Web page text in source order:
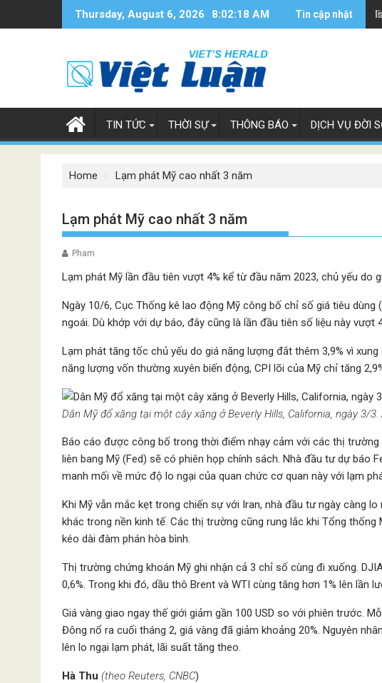
Thursday, August 6, 2026 8:02:19 AM Tin cập nhật
TIN TỨC THỜI SỰ THÔNG BÁO DỊCH VỤ ĐỜI
Home Lạm phát Mỹ cao nhất 3 năm
Lạm phát Mỹ cao nhất 3 năm
Pham
Lạm phát Mỹ lần đầu tiên vượt 4% kể từ đầu năm 2023, chủ yếu do
Ngày 10/6, Cục Thống kê lao động Mỹ công bố chỉ số giá tiêu dùng
ngoái. Dù khớp với dự báo, đây cũng là lần đầu tiên số liệu này vượt
Lạm phát tăng tốc chủ yếu do giá năng lượng đắt thêm 3,9% vì
năng lượng vốn thường xuyên biến động, CPI lõi của Mỹ chỉ tăng
Dân Mỹ đổ xăng tại một cây xăng ở Beverly Hills, California, ngày 3/3.
Báo cáo được công bố trong thời điểm nhạy cảm với các thị
liên bang Mỹ (Fed) sẽ có phiên họp chính sách. Nhà đầu tư dự báo
manh mối về mức độ lo ngại của quan chức cơ quan này với lạm
Khi Mỹ vẫn mắc kẹt trong chiến sự với Iran, nhà đầu tư ngày càng
khác trong nền kinh tế. Các thị trường cũng rung lắc khi Tổng thống
kéo dài đàm phán hòa bình.
Thị trường chứng khoán Mỹ ghi nhận cả 3 chỉ số cùng đi xuống.
0,6%. Trong khi đó, dầu thô Brent và WTI cùng tăng hơn 1% lên lần
Giá vàng giao ngay thế giới giảm gần 100 USD so với phiên trước.
Đông nổ ra cuối tháng 2, giá vàng đã giảm khoảng 20%. Nguyên
lên lo ngại lạm phát, lãi suất tăng theo.
Hà Thu (theo Reuters, CNBC)